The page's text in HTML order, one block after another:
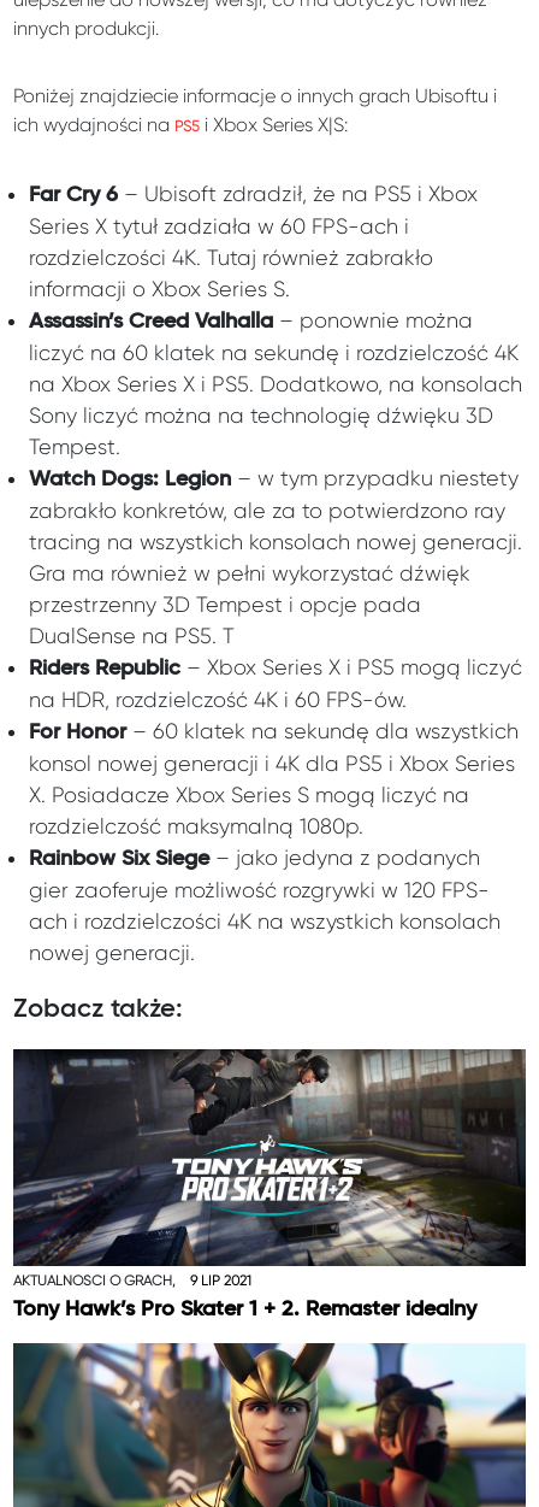
innych produkcji.
Poniżej znajdziecie informacje o innych grach Ubisoftu i
ich wydajności na PS5 i Xbox Series X|S:
Far Cry 6– Ubisoft zdradził, że na PS5 i Xbox
Series X tytuł zadziała w 60 FPS-ach i
rozdzielczości 4K. Tutaj również zabrakło
informacji o Xbox Series S.
Assassin’s Creed Valhalla– ponownie można
liczyć na 60 klatek na sekundę i rozdzielczość 4K
na Xbox Series X i PS5. Dodatkowo, na konsolach
Sony liczyć można na technologię dźwięku 3D
Tempest.
Watch Dogs: Legion– w tym przypadku niestety
zabrakło konkretów, ale za to potwierdzono ray
tracing na wszystkich konsolach nowej generacji.
Gra ma również w pełni wykorzystać dźwięk
przestrzenny 3D Tempest i opcje pada
DualSense na PS5. T
Riders Republic– Xbox Series X i PS5 mogą liczyć
na HDR, rozdzielczość 4K i 60 FPS-ów.
For Honor– 60 klatek na sekundę dla wszystkich
konsol nowej generacji i 4K dla PS5 i Xbox Series
X. Posiadacze Xbox Series S mogą liczyć na
rozdzielczość maksymalną 1080p.
Rainbow Six Siege– jako jedyna z podanych
gier zaoferuje możliwość rozgrywki w 120 FPS-
ach i rozdzielczości 4K na wszystkich konsolach
nowej generacji.
Zobacz także:
AKTUALNOŚCI O GRACH, 9 LIP 2021
Tony Hawk’s Pro Skater 1 + 2. Remaster idealny